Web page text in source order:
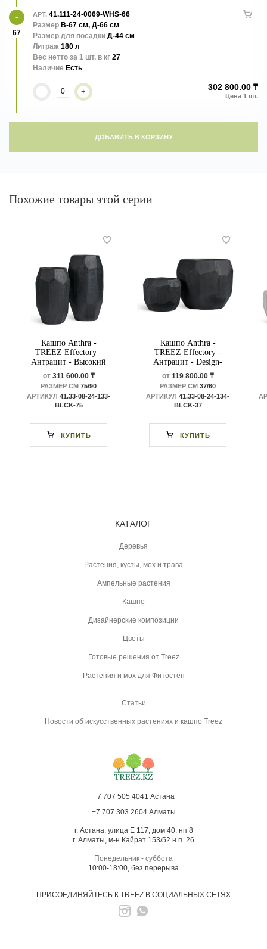
67
АРТ. 41.111-24-0069-WHS-66
Размер В-67 см, Д-66 см
Размер для посадки Д-44 см
Литраж 180 л
Вес нетто за 1 шт. в кг 27
Наличие Есть
- + 302 800.00 ₸
ДОБАВИТЬ В КОРЗИНУ
Похожие товары этой серии
Кашпо Anthra -
TREEZ Effectory -
Антрацит - Высокий
Design-многогранник
от311 600.00 ₸
РАЗМЕР СМ 75/90
АРТИКУЛ 41.33-08-24-133-
BLCK-75
КУПИТЬ
Кашпо Anthra -
TREEZ Effectory -
Антрацит - Design-
многогранник
от119 800.00 ₸
РАЗМЕР СМ 37/60
АРТИКУЛ 41.33-08-24-134-
BLCK-37
КУПИТЬ
КАТАЛОГ
Деревья
Растения, кусты, мох и трава
Ампельные растения
Кашпо
Дизайнерские композиции
Цветы
Готовые решения от Treez
Растения и мох для Фитостен
Статьи
Новости об искусственных растениях и кашпо Treez
+7 707 505 4041 Астана
+7 707 303 2604 Алматы
г. Астана, улица Е 117, дом 40, нп 8
г. Алматы, м-н Кайрат 153/52 н.п. 26
Понедельник - суббота
10:00-18:00, без перерыва
ПРИСОЕДИНЯЙТЕСЬ К TREEZ В СОЦИАЛЬНЫХ СЕТЯХ